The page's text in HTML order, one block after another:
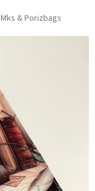
Mks & Porizbags